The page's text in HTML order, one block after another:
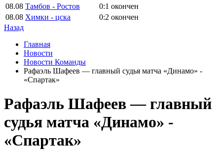
08.08 Тамбов - Ростов 0:1 окончен
08.08 Химки - цска 0:2 окончен
Назад
Главная
Новости
Новости Команды
Рафаэль Шафеев — главный судья матча «Динамо» -
«Спартак»
Рафаэль Шафеев — главный
судья матча «Динамо» -
«Спартак»